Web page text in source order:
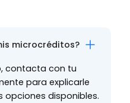
microcréditos?
contacta con tu
para explicarle
opciones disponibles.